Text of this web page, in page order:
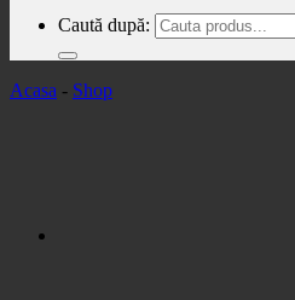
Caută după:
Acasa - Shop